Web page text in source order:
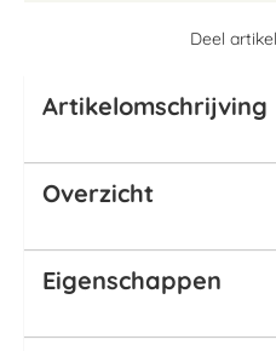
Deel
Artikelomschrijving
Overzicht
Eigenschappen